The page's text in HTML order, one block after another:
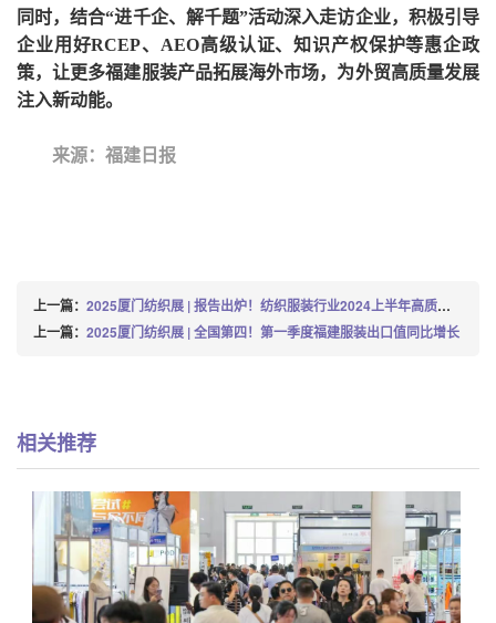
同时，结合“进千企、解千题”活动深入走访企业，积极引导
企业用好RCEP、AEO高级认证、知识产权保护等惠企政
策，让更多福建服装产品拓展海外市场，为外贸高质量发展
注入新动能。
来源：福建日报
上一篇： 2025厦门纺织展 | 报告出炉！纺织服装行业2024上半年高质量发展稳步推进
上一篇： 2025厦门纺织展 | 全国第四！第一季度福建服装出口值同比增长
相关推荐